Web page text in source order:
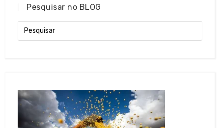
Pesquisar no BLOG